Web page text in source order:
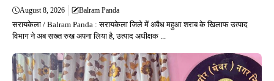
August 8, 2026 Balram Panda
सरायकेला / Balram Panda : सरायकेला जिले में अवैध महुआ शराब के खिलाफ उत्पाद
विभाग ने अब सख्त रुख अपना लिया है, उत्पाद अधीक्षक ...